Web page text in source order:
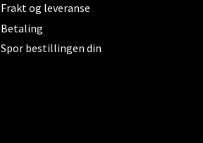
Frakt og leveranse
Betaling
Spor bestillingen din